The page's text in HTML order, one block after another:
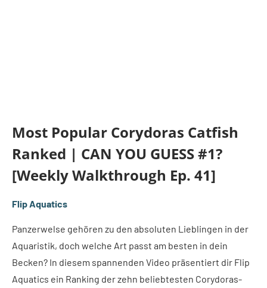
Most Popular Corydoras Catfish
Ranked | CAN YOU GUESS #1?
[Weekly Walkthrough Ep. 41]
Flip Aquatics
Panzerwelse gehören zu den absoluten Lieblingen in der
Aquaristik, doch welche Art passt am besten in dein
Becken? In diesem spannenden Video präsentiert dir Flip
Aquatics ein Ranking der zehn beliebtesten Corydoras-